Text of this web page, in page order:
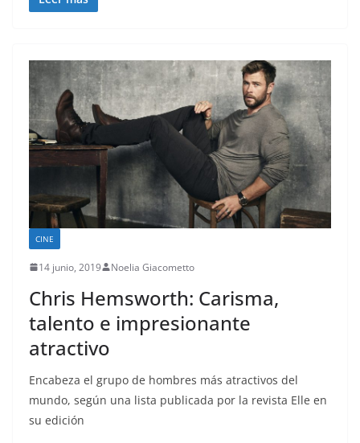
CINE
14 junio, 2019 Noelia Giacometto
Chris Hemsworth: Carisma,
talento e impresionante
atractivo
Encabeza el grupo de hombres más atractivos del
mundo, según una lista publicada por la revista Elle en
su edición